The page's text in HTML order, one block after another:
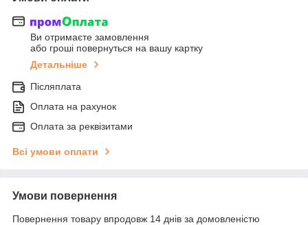
Ви отримаєте замовлення
або гроші повернуться на вашу картку
Детальніше
Післяплата
Оплата на рахунок
Оплата за реквізитами
Всі умови оплати
Умови повернення
Повернення товару впродовж 14 днів за домовленістю